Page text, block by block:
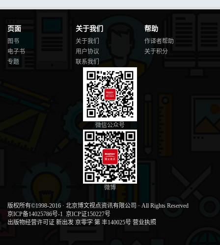
页面
图书
电子书
专题
关于我们
关于我们
用户协议
联系我们
帮助
作译者帮助
关于积分
微信公众号
微博
版权所有©1998-2016 · 北京博文视点资讯有限公司 · All Rights Reserved
京ICP备14025786号-1 京ICP证150227号
出版物经营许可证 新出发 京零字 第 丰140025号 营业执照